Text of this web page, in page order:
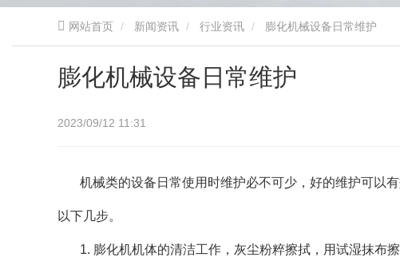
网站首页 新闻资讯 行业资讯 膨化机械设备日常维护
膨化机械设备日常维护
2023/09/12 11:31
机械类的设备日常使用时维护必不可少，好的维护可以
以下几步。
1. 膨化机机体的清洁工作，灰尘粉粹擦拭，用试湿抹布